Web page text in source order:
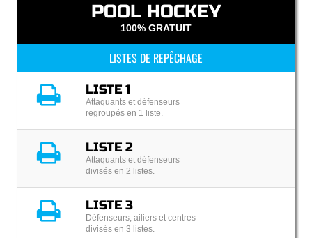
POOL HOCKEY
100% GRATUIT
LISTES DE REPÊCHAGE
LISTE 1
Attaquants et défenseurs
regroupés en 1 liste.
LISTE 2
Attaquants et défenseurs
divisés en 2 listes.
LISTE 3
Défenseurs, ailiers et centres
divisés en 3 listes.